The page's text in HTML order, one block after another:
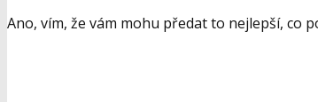
Ano, vím, že vám mohu předat to nejlepší, co